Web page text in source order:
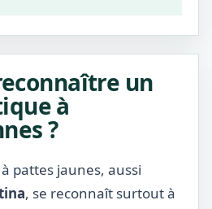
un
à
?
pattes jaunes, aussi
, se reconnaît surtout à